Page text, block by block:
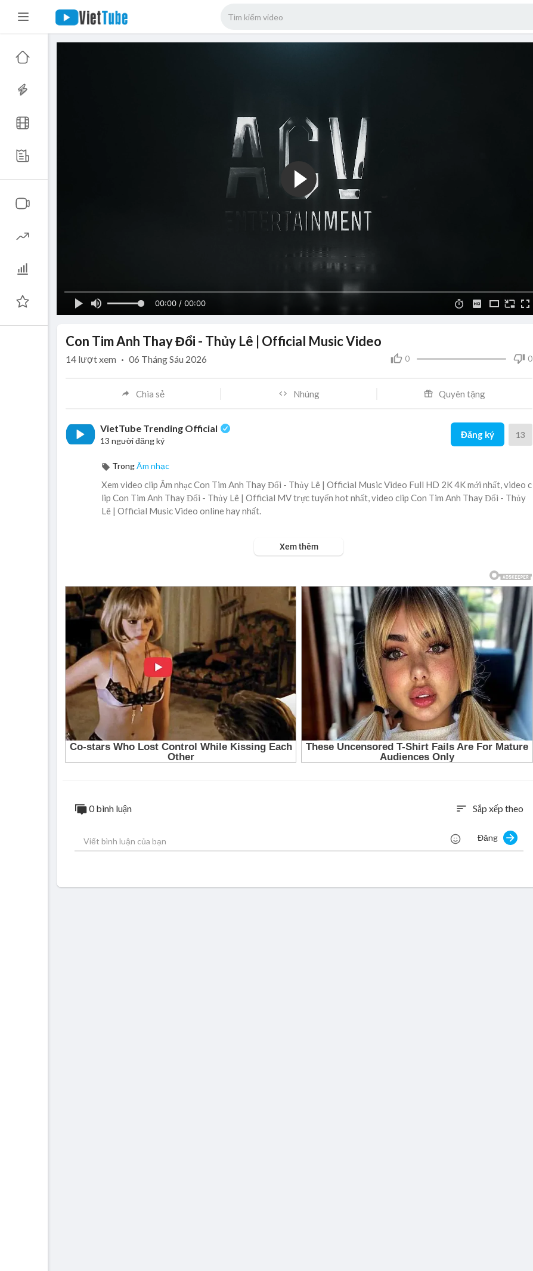
00:00 / 00:00
Con Tim Anh Thay Đổi - Thủy Lê | Official Music Video
0 0
14 lượt xem · 06 Tháng Sáu 2026
Chia sẻ Nhúng Quyên tặng
VietTube Trending Official
13 người đăng ký
Đăng ký 13
TrongÂm nhạc
Xem video clip Âm nhạc Con Tim Anh Thay Đổi - Thủy Lê | Official Music Video Full HD 2K 4K mới nhất, video c
lip Con Tim Anh Thay Đổi - Thủy Lê | Official MV trực tuyến hot nhất, video clip Con Tim Anh Thay Đổi - Thủy
Lê | Official Music Video online hay nhất.
Executive Producer - Founder ACV: Le Cuong
Project Manager: PhanhKit
Social Media: Pham Bao Nam - Thuy An
Singer Manager: Nghia ACV
Director: Hoang Tang
Production Assistant: Phuong Thao
Camera Operator: Tung Le
BTS: Hieu Tran
M.U.A: Minh Trang
Editor: Hieu Tran
Color Grading: Hoang Tang
Designer: Ttee
Xem thêm
0 bình luận sort Sắp xếp theo
Đăng